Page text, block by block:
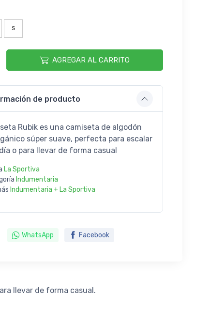
S
AGREGAR AL CARRITO
de producto
Rubik es una camiseta de algodón
súper suave, perfecta para escalar
o para llevar de forma casual
La Sportiva
Indumentaria
Indumentaria + La Sportiva
WhatsApp Facebook
llevar de forma casual.